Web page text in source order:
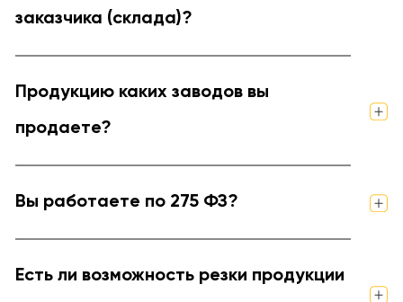
заказчика (склада)?
Продукцию каких заводов вы
продаете?
Вы работаете по 275 ФЗ?
Есть ли возможность резки продукции